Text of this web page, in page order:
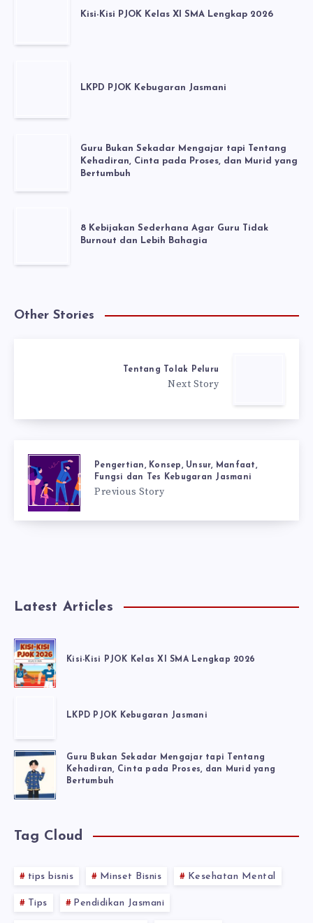
Kisi-Kisi PJOK Kelas XI SMA Lengkap 2026
LKPD PJOK Kebugaran Jasmani
Guru Bukan Sekadar Mengajar tapi Tentang
Kehadiran, Cinta pada Proses, dan Murid yang
Bertumbuh
8 Kebijakan Sederhana Agar Guru Tidak
Burnout dan Lebih Bahagia
Other Stories
Tentang Tolak Peluru
Next Story
Pengertian, Konsep, Unsur, Manfaat,
Fungsi dan Tes Kebugaran Jasmani
Previous Story
Latest Articles
Kisi-Kisi PJOK Kelas XI SMA Lengkap 2026
LKPD PJOK Kebugaran Jasmani
Guru Bukan Sekadar Mengajar tapi Tentang
Kehadiran, Cinta pada Proses, dan Murid yang
Bertumbuh
Tag Cloud
tips bisnis Minset Bisnis Kesehatan Mental
Tips Pendidikan Jasmani